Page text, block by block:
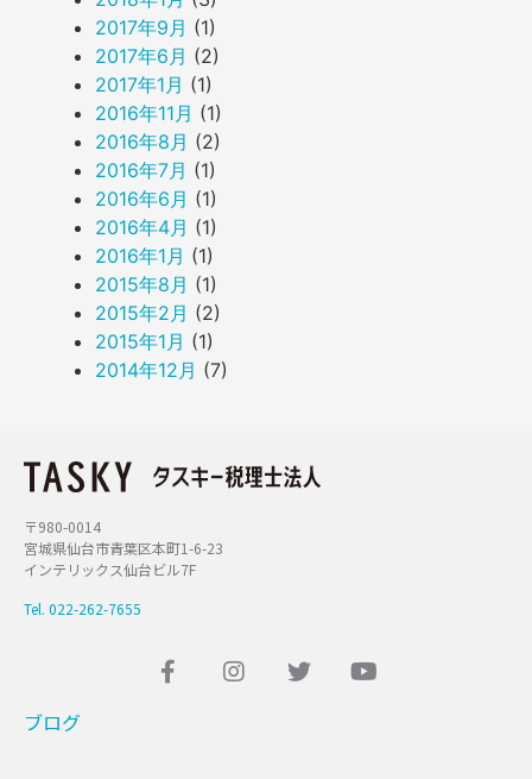
2017年9月 (1)
2017年6月 (2)
2017年1月 (1)
2016年11月 (1)
2016年8月 (2)
2016年7月 (1)
2016年6月 (1)
2016年4月 (1)
2016年1月 (1)
2015年8月 (1)
2015年2月 (2)
2015年1月 (1)
2014年12月 (7)
〒980-0014
宮城県仙台市青葉区本町1-6-23
インテリックス仙台ビル7F
Tel. 022-262-7655
ブログ